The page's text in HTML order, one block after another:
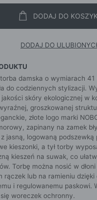
DODAJ DO
DODAJ DO
damska o wymiarach 41
do codziennych stylizacji.
skóry ekologicznej w
groszkowanej
złote logo marki
zapinany na zamek
jasną, logowaną podszewką
kieszonki, a tył torby
kieszeń na suwak, co
Torbę można nosić w
rączek lub na ramieniu dzięki
i regulowanemu paskowi.
woreczek ochronny.